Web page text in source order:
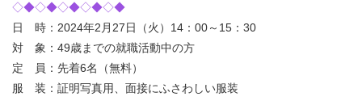
◇◆◇◆◇◆◇◆◇◆
日 時：2024年2月27日（火）14：00～15：30
対 象：49歳までの就職活動中の方
定 員：先着6名（無料）
服 装：証明写真用、面接にふさわしい服装